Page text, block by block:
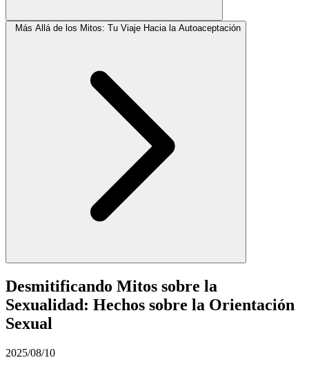
Más Allá de los Mitos: Tu Viaje Hacia la Autoaceptación
Desmitificando Mitos sobre la
Sexualidad: Hechos sobre la Orientación
Sexual
2025/08/10